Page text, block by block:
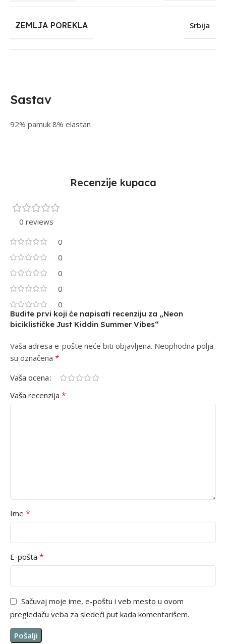
ZEMLJA POREKLA Srbija
Sastav
92% pamuk 8% elastan
Recenzije kupaca
0 reviews
0
0
0
0
0
Budite prvi koji će napisati recenziju za „Neon
biciklističke Just Kiddin Summer Vibes“
Vaša adresa e-pošte neće biti objavljena. Neophodna polja
su označena *
Vaša ocena
Vaša recenzija *
Ime *
E-pošta *
Sačuvaj moje ime, e-poštu i veb mesto u ovom
pregledaču veba za sledeći put kada komentarišem.
Alternative: